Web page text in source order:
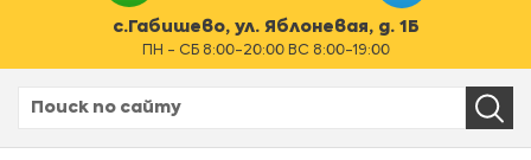
с.Габишево, ул. Яблоневая, д. 1Б
ПН - СБ 8:00-20:00 ВС 8:00-19:00